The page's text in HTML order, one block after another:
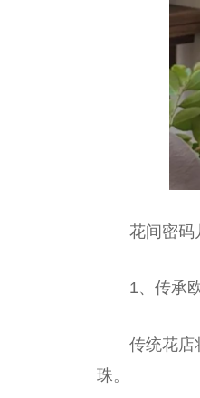
花间密码
1、传承
传统花店
珠。